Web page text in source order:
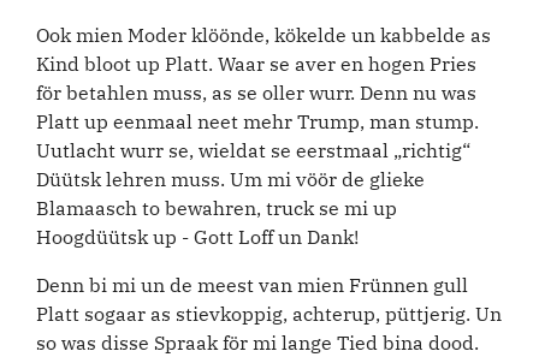
Ook mien Moder klöönde, kökelde un kabbelde as
Kind bloot up Platt. Waar se aver en hogen Pries
för betahlen muss, as se oller wurr. Denn nu was
Platt up eenmaal neet mehr Trump, man stump.
Uutlacht wurr se, wieldat se eerstmaal „richtig“
Düütsk lehren muss. Um mi vöör de glieke
Blamaasch to bewahren, truck se mi up
Hoogdüütsk up - Gott Loff un Dank!
Denn bi mi un de meest van mien Frünnen gull
Platt sogaar as stievkoppig, achterup, püttjerig. Un
so was disse Spraak för mi lange Tied bina dood.